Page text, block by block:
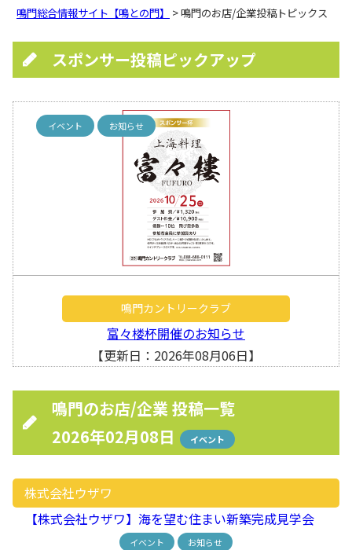
鳴門総合情報サイト【鳴との門】 > 鳴門のお店/企業投稿トピックス
スポンサー投稿ピックアップ
イベント お知らせ
鳴門カントリークラブ
富々楼杯開催のお知らせ
【更新日：2026年08月06日】
鳴門のお店/企業 投稿一覧
2026年02月08日
イベント
株式会社ウザワ
【株式会社ウザワ】海を望む住まい新築完成見学会
イベント お知らせ